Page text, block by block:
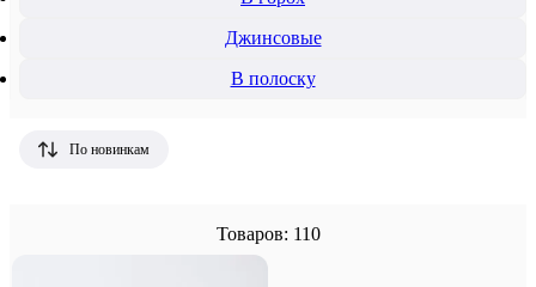
Джинсовые
В полоску
По новинкам
Товаров: 110